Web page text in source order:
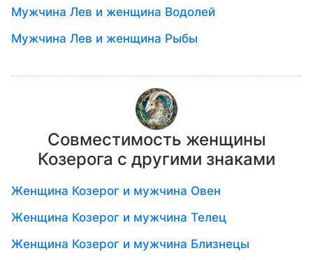
Мужчина Лев и женщина Водолей
Мужчина Лев и женщина Рыбы
Совместимость женщины
Козерога с другими знаками
Женщина Козерог и мужчина Овен
Женщина Козерог и мужчина Телец
Женщина Козерог и мужчина Близнецы